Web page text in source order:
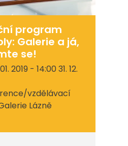
program
Galerie a já,
se!
2019 - 14:00 31. 12.
vzdělávací
Lázně